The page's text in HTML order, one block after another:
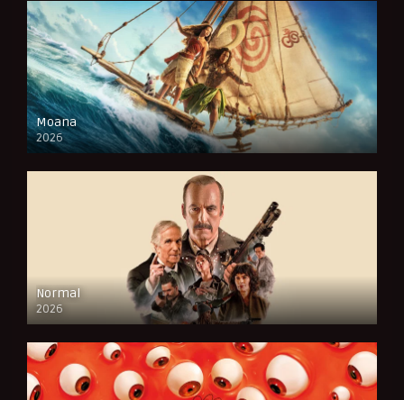
Moana
2026
CAM
Normal
2026
FULL HD